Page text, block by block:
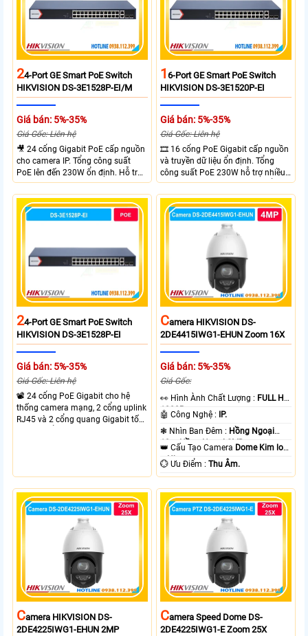
24-Port GE Smart PoE Switch
HIKVISION DS-3E1528P-EI/M
Giá bán: 5%-35%
Giá Gốc: Liên hệ
🎥 24 cổng Gigabit PoE cấp nguồn
cho camera IP. Tổng công suất
PoE lên đến 230W ổn định. Hỗ trợ
truyền PoE xa đến 300 mét. Băng
thông chuyển mạch đạt 68 Gbps
mạnh mẽ.
16-Port GE Smart PoE Switch
HIKVISION DS-3E1520P-EI
Giá bán: 5%-35%
Giá Gốc: Liên hệ
🎞 16 cổng PoE Gigabit cấp nguồn
và truyền dữ liệu ổn định. Tổng
công suất PoE 230W hỗ trợ nhiều
thiết bị cùng lúc. Tốc độ chuyển
mạch 68Gbps đảm bảo hiệu suất
cao ổn định. Hỗ trợ truyền PoE xa
lên đến 300m cho hệ thống
24-Port GE Smart PoE Switch
HIKVISION DS-3E1528P-EI
Giá bán: 5%-35%
Giá Gốc: Liên hệ
📽 24 cổng PoE Gigabit cho hệ
thống camera mạng, 2 cổng uplink
RJ45 và 2 cổng quang Gigabit tốc
CAmera HIKVISION DS-
2DE4415IWG1-EHUN Zoom 16X
Giá bán: 5%-35%
Giá Gốc:
️👀 Hình Ành Chất Lượng : FULL HD
1080P .
🤖️ Công Nghệ :
IP.
❃ Nhìn Ban Đêm : Hồng Ngoại
10m Hồng Ngoại SMD.
👑 Cấu Tạo Camera Dome Kim loại
+ Nhựa.
️💮 Ưu Điểm :Thu Âm.
CAmera HIKVISION DS-
2DE4225IWG1-EHUN 2MP
CAmera Speed Dome DS-
2DE4225IWG1-E Zoom 25X